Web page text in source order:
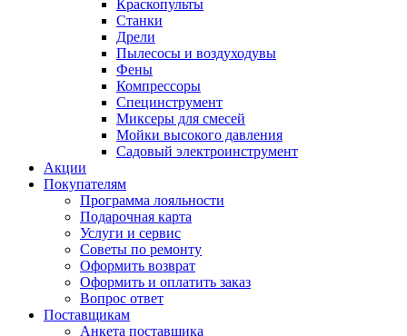
Краскопульты
Станки
Дрели
Пылесосы и воздуходувы
Фены
Компрессоры
Специнструмент
Миксеры для смесей
Мойки высокого давления
Садовый электроинструмент
Акции
Покупателям
Программа лояльности
Подарочная карта
Услуги и сервис
Советы по ремонту
Оформить возврат
Оформить и оплатить заказ
Вопрос ответ
Поставщикам
Анкета поставщика